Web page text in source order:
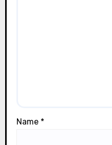
Name *